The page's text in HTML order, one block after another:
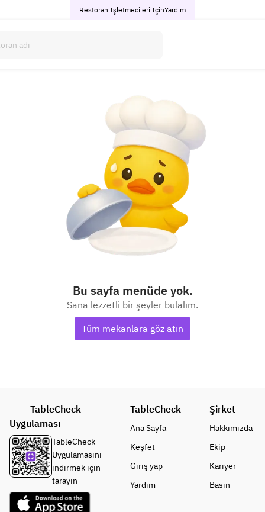
Restoran İşletmecileri İçinYardım
Bu sayfa menüde yok.
Sana lezzetli bir şeyler bulalım.
Tüm mekanlara göz atın
TableCheck
Uygulaması
TableCheck
Uygulamasını
indirmek için
tarayın
TableCheck
Ana Sayfa
Keşfet
Giriş yap
Yardım
Şirket
Hakkımızda
Ekip
Kariyer
Basın